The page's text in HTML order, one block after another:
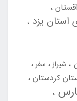
استان یزد
شیراز
سفر
کردستان